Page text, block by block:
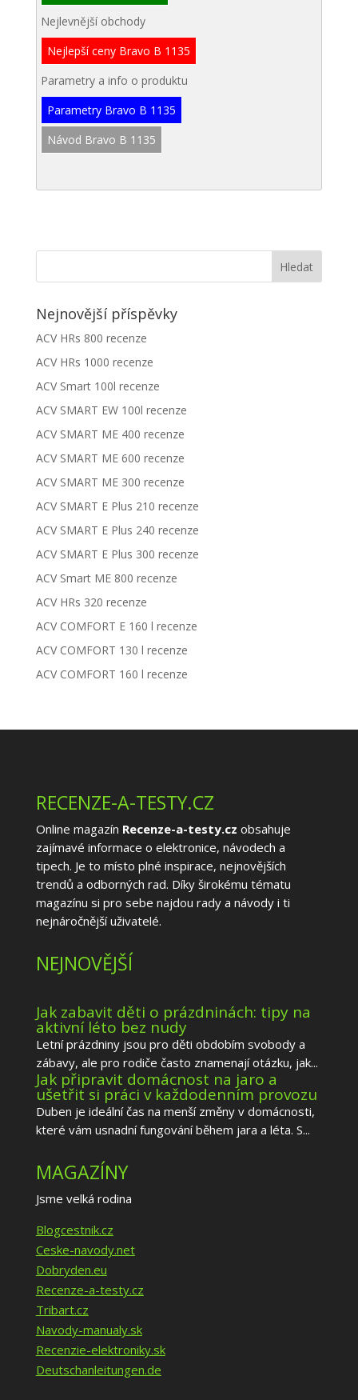
Nejlevnější obchody
Nejlepší ceny Bravo B 1135
Parametry a info o produktu
Parametry Bravo B 1135
Návod Bravo B 1135
Nejnovější příspěvky
ACV HRs 800 recenze
ACV HRs 1000 recenze
ACV Smart 100l recenze
ACV SMART EW 100l recenze
ACV SMART ME 400 recenze
ACV SMART ME 600 recenze
ACV SMART ME 300 recenze
ACV SMART E Plus 210 recenze
ACV SMART E Plus 240 recenze
ACV SMART E Plus 300 recenze
ACV Smart ME 800 recenze
ACV HRs 320 recenze
ACV COMFORT E 160 l recenze
ACV COMFORT 130 l recenze
ACV COMFORT 160 l recenze
RECENZE-A-TESTY.CZ
Online magazín Recenze-a-testy.cz obsahuje
zajímavé informace o elektronice, návodech a
tipech. Je to místo plné inspirace, nejnovějších
trendů a odborných rad. Díky širokému tématu
magazínu si pro sebe najdou rady a návody i ti
nejnáročnější uživatelé.
NEJNOVĚJŠÍ
Jak zabavit děti o prázdninách: tipy na
aktivní léto bez nudy
Letní prázdniny jsou pro děti obdobím svobody a
zábavy, ale pro rodiče často znamenají otázku, jak...
Jak připravit domácnost na jaro a
ušetřit si práci v každodenním provozu
Duben je ideální čas na menší změny v domácnosti,
které vám usnadní fungování během jara a léta. S...
MAGAZÍNY
Jsme velká rodina
Blogcestnik.cz
Ceske-navody.net
Dobryden.eu
Recenze-a-testy.cz
Tribart.cz
Navody-manualy.sk
Recenzie-elektroniky.sk
Deutschanleitungen.de